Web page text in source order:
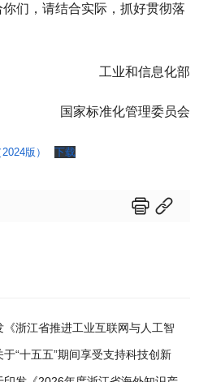
们，请结合实际，抓好贯彻落
工业和信息化部
国家标准化管理委员会
版） 下载
 
《浙江省推进工业互联网与人工智
于“十五五”期间享受支持科技创新
单核定的实施办法》的通知